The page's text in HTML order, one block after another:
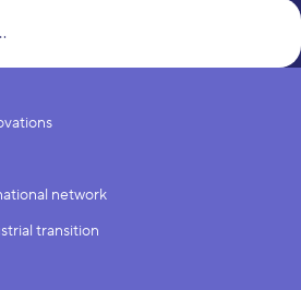
network
transition